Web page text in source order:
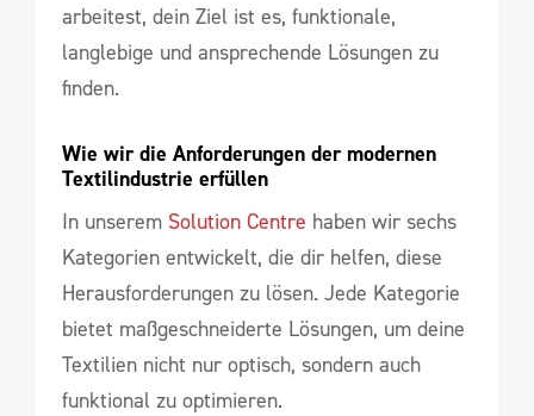
arbeitest, dein Ziel ist es, funktionale,
langlebige und ansprechende Lösungen zu
finden.
Wie wir die Anforderungen der modernen
Textilindustrie erfüllen
In unserem Solution Centre haben wir sechs
Kategorien entwickelt, die dir helfen, diese
Herausforderungen zu lösen. Jede Kategorie
bietet maßgeschneiderte Lösungen, um deine
Textilien nicht nur optisch, sondern auch
funktional zu optimieren.